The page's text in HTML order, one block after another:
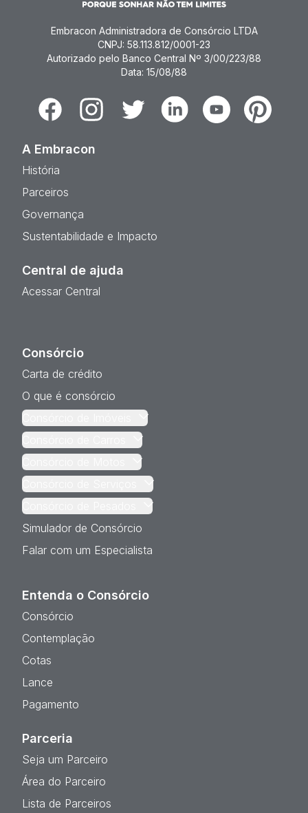
Embracon Administradora de Consórcio LTDA
CNPJ: 58.113.812/0001-23
Autorizado pelo Banco Central Nº 3/00/223/88
Data: 15/08/88
FacebookInstagramTwitter LinkedinYoutubePinterest
A Embracon
História
Parceiros
Governança
Sustentabilidade e Impacto
Central de ajuda
Acessar Central
Consórcio
Carta de crédito
O que é consórcio
Simulador de Consórcio
Falar com um Especialista
Entenda o Consórcio
Consórcio
Contemplação
Cotas
Lance
Pagamento
Parceria
Seja um Parceiro
Área do Parceiro
Lista de Parceiros